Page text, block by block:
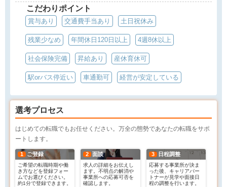
こだわりポイント
賞与あり 交通費手当あり 土日祝休み
残業少なめ 年間休日120日以上 4週8休以上
社会保険完備 昇給あり 産休育休可
駅orバス停近い 車通勤可 経営が安定している
選考プロセス
はじめての転職でもお任せください。万全の態勢であなたの転職をサポ
ートします。
1 ご登録
ご希望の転職時期や働
き方などを登録フォー
ムでお選びください。
約1分で登録できます。
2 面談
求人の詳細をお伝えし
ます。不明点の解消や
事業所への応募可否を
確認します。
3 日程調整
応募する事業所が決ま
った後、キャリアパー
トナーが見学や面接日
程の調整を行います。